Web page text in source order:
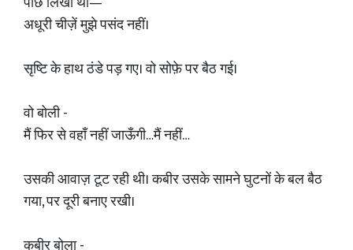
अधूरी चीज़ें मुझे पसंद नहीं।
सृष्टि के हाथ ठंडे पड़ गए। वो सोफ़े पर बैठ गई।
वो बोली -
मैं फिर से वहाँ नहीं जाऊँगी…मैं नहीं…
उसकी आवाज़ टूट रही थी। कबीर उसके सामने घुटनों के बल बैठ
गया, पर दूरी बनाए रखी।